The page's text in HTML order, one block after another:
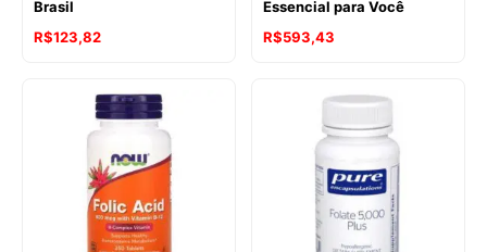
Brasil
R$123,82
Essencial para Você
R$593,43